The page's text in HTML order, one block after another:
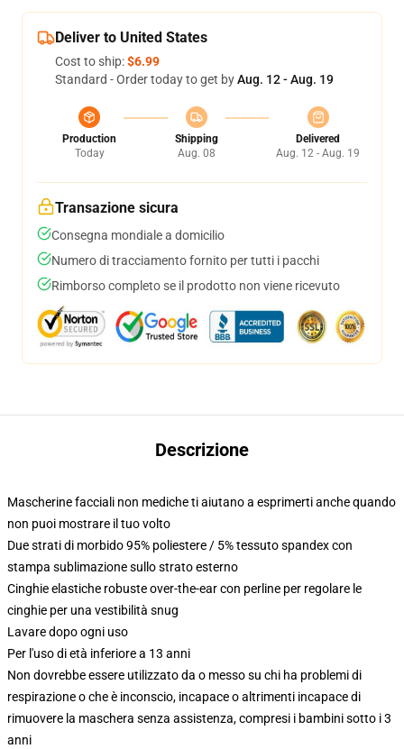
Deliver to United States
Cost to ship:$6.99
Standard - Order today to get byAug. 12 - Aug. 19
Production
Today
Shipping
Aug. 08
Delivered
Aug. 12 - Aug. 19
Transazione sicura
Consegna mondiale a domicilio
Numero di tracciamento fornito per tutti i pacchi
Rimborso completo se il prodotto non viene ricevuto
Descrizione
Mascherine facciali non mediche ti aiutano a esprimerti anche quando
non puoi mostrare il tuo volto
Due strati di morbido 95% poliestere / 5% tessuto spandex con
stampa sublimazione sullo strato esterno
Cinghie elastiche robuste over-the-ear con perline per regolare le
cinghie per una vestibilità snug
Lavare dopo ogni uso
Per l'uso di età inferiore a 13 anni
Non dovrebbe essere utilizzato da o messo su chi ha problemi di
respirazione o che è inconscio, incapace o altrimenti incapace di
rimuovere la maschera senza assistenza, compresi i bambini sotto i 3
anni